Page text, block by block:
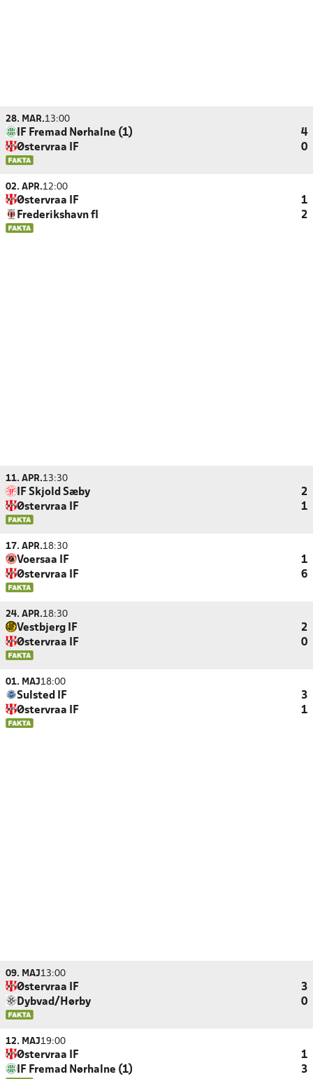
28. MAR.13:00
IF Fremad Nørhalne (1)
4
Østervraa IF
0
02. APR.12:00
Østervraa IF
1
Frederikshavn fI
2
11. APR.13:30
IF Skjold Sæby
2
Østervraa IF
1
17. APR.18:30
Voersaa IF
1
Østervraa IF
6
24. APR.18:30
Vestbjerg IF
2
Østervraa IF
0
01. MAJ18:00
Sulsted IF
3
Østervraa IF
1
09. MAJ13:00
Østervraa IF
3
Dybvad/Hørby
0
12. MAJ19:00
Østervraa IF
1
IF Fremad Nørhalne (1)
3